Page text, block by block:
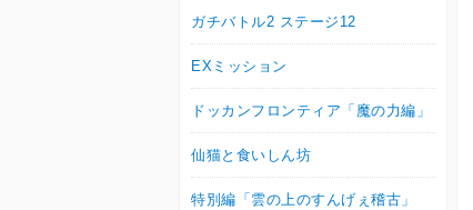
ガチバトル2 ステージ12
EXミッション
ドッカンフロンティア「魔の力編」
仙猫と食いしん坊
特別編「雲の上のすんげぇ稽古」